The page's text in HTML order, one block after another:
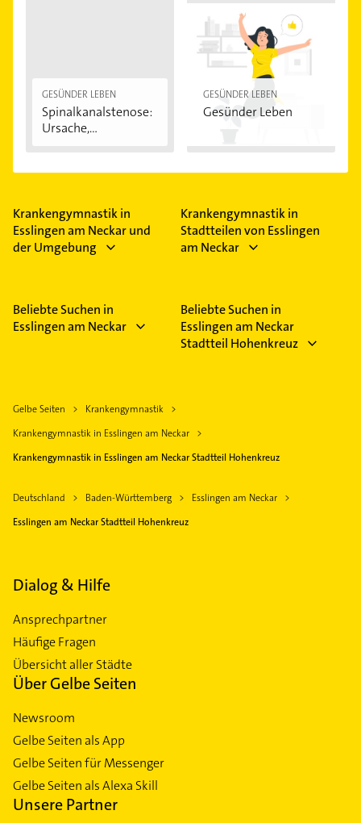
GESÜNDER LEBEN
Spinalkanalstenose:
Ursache,
GESÜNDER LEBEN
Gesünder Leben
Krankengymnastik in
Esslingen am Neckar und
der Umgebung
Krankengymnastik in
Stadtteilen von Esslingen
am Neckar
Beliebte Suchen in
Esslingen am Neckar
Beliebte Suchen in
Esslingen am Neckar
Stadtteil Hohenkreuz
Gelbe Seiten
Krankengymnastik
Krankengymnastik in Esslingen am Neckar
Krankengymnastik in Esslingen am Neckar Stadtteil Hohenkreuz
Deutschland Baden-Württemberg
Esslingen am Neckar
Esslingen am Neckar Stadtteil Hohenkreuz
Dialog & Hilfe
Ansprechpartner
Häufige Fragen
Übersicht aller Städte
Über Gelbe Seiten
Newsroom
Gelbe Seiten als App
Gelbe Seiten für Messenger
Gelbe Seiten als Alexa Skill
Unsere Partner